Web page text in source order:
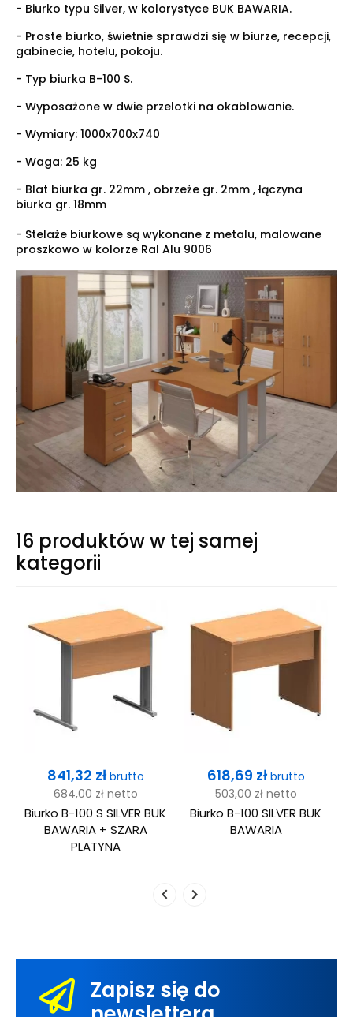
- Biurko typu Silver, w kolorystyce BUK BAWARIA.
- Proste biurko, świetnie sprawdzi się w biurze, recepcji,
gabinecie, hotelu, pokoju.
- Typ biurka B-100 S.
- Wyposażone w dwie przelotki na okablowanie.
- Wymiary: 1000x700x740
- Waga: 25 kg
- Blat biurka gr. 22mm , obrzeże gr. 2mm , łączyna
biurka gr. 18mm
- Stelaże biurkowe są wykonane z metalu, malowane
proszkowo w kolorze Ral Alu 9006
16 produktów w tej samej
kategorii
Cena
841,32 zł brutto
684,00 zł netto
Biurko B-100 S SILVER BUK
BAWARIA + SZARA
PLATYNA
Cena
618,69 zł brutto
503,00 zł netto
Biurko B-100 SILVER BUK
BAWARIA
Zapisz się do